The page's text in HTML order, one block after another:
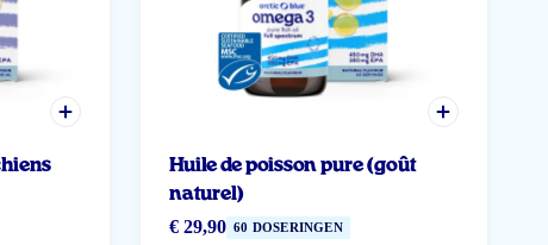
Huile de poisson pure (goût
naturel)
€ 29,90 60 DOSERINGEN